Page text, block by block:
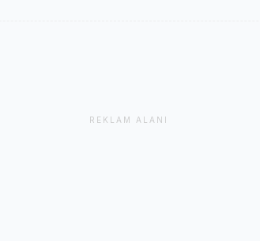
REKLAM ALANI